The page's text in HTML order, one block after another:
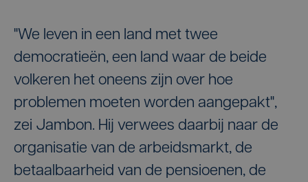
"We leven in een land met twee
democratieën, een land waar de beide
volkeren het oneens zijn over hoe
problemen moeten worden aangepakt",
zei Jambon. Hij verwees daarbij naar de
organisatie van de arbeidsmarkt, de
betaalbaarheid van de pensioenen, de